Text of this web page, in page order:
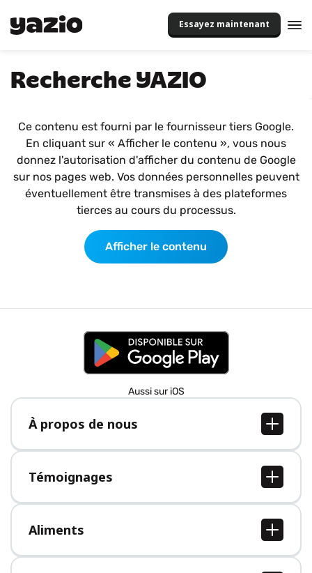
Essayez maintenant
Recherche YAZIO
Ce contenu est fourni par le fournisseur tiers Google.
En cliquant sur « Afficher le contenu », vous nous
donnez l'autorisation d'afficher du contenu de Google
sur nos pages web. Vos données personnelles peuvent
éventuellement être transmises à des plateformes
tierces au cours du processus.
Afficher le contenu
Aussi sur iOS
À propos de nous
À propos de nous
Postes
Presse
Témoignages
Tous les témoignages
Aliments
Tous les aliments